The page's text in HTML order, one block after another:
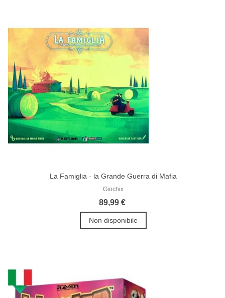
La Famiglia - la Grande Guerra di Mafia
Giochix
89,99 €
Non disponibile